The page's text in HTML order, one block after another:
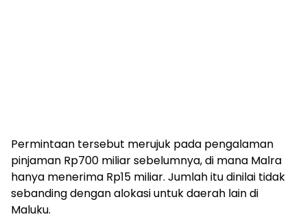
Permintaan tersebut merujuk pada pengalaman
pinjaman Rp700 miliar sebelumnya, di mana Malra
hanya menerima Rp15 miliar. Jumlah itu dinilai tidak
sebanding dengan alokasi untuk daerah lain di
Maluku.